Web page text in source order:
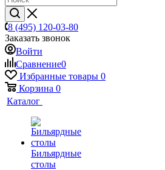
8 (495) 120-03-80
Заказать звонок
Войти
Сравнение0
Избранные товары 0
Корзина 0
Каталог
Бильярдные
столы